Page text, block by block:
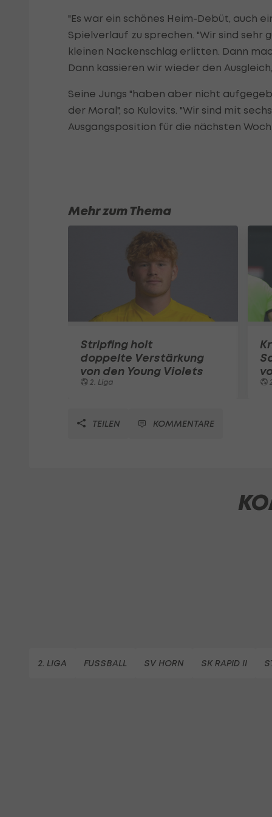
"Es war ein schönes Heim-Debüt, auch
Spielverlauf zu sprechen. "Wir sind sehr
kleinen Nackenschlag erlitten. Dann
Dann kassieren wir wieder den
Seine Jungs "haben aber nicht
der Moral", so Kulovits. "Wir sind mit
Ausgangsposition für die nächsten
Mehr zum Thema
Stripfing holt
doppelte Verstärkung
von den Young Violets
2. Liga
TEILEN KOMMENTARE
2. LIGA FUSSBALL SV HORN SK RAPID II